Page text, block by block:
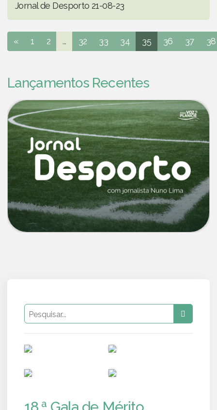
Jornal de Desporto 21-08-23
« 1 2 ... 32 33 34 35 36 37 38
Lançamentos Recentes